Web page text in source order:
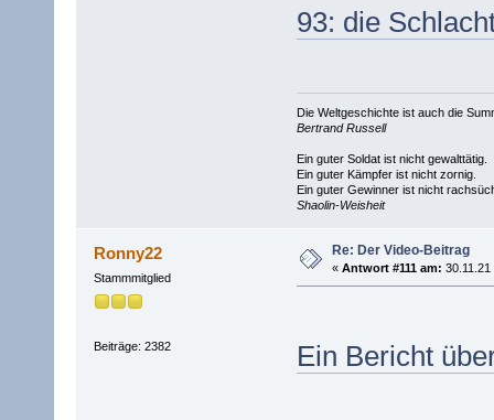
93: die
Die Weltgeschichte ist auch die
Bertrand Russell
Ein guter Soldat ist nicht gewalttätig.
Ein guter Kämpfer ist nicht zornig.
Ein guter Gewinner ist nicht
Shaolin-Weisheit
Ronny22
Stammmitglied
Beiträge: 2382
Re: Der Video-Beitrag
« Antwort #111 am:
Ein Bericht